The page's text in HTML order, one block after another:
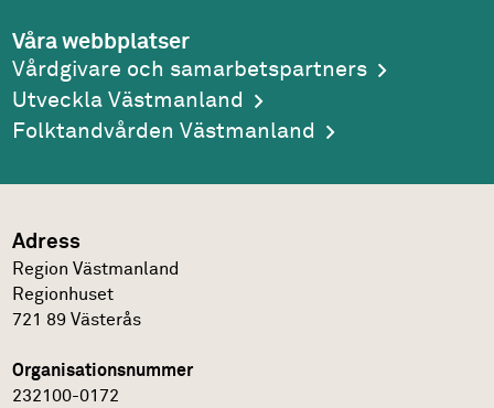
Våra webbplatser
Vårdgivare och samarbetspartners
Utveckla Västmanland
Folktandvården Västmanland
Adress
Region Västmanland
Regionhuset
721 89 Västerås
Organisationsnummer
232100-0172